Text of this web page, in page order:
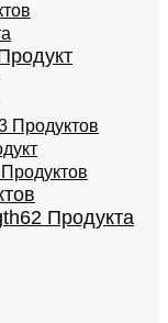
Продуктов
62 Продукта